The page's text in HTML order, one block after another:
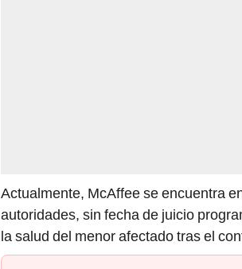
Actualmente, McAffee se encuentra
autoridades, sin fecha de juicio
la salud del menor afectado tras el